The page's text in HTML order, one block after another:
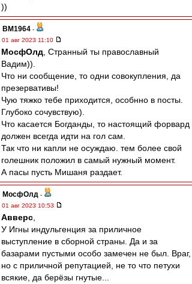
))
BM1964 -
01 авг 2023 11:10
МосфОлд , Странный ты православный
Вадим)).
Что ни сообщение, то одни совокупления, да
презервативы!
Чую тяжко тебе приходится, особнно в посты.
Глубоко сочувствую).
Что касается Богданды, то настоящий форвард
должен всегда идти на гол сам.
Так что ни капли не осуждаю. тем более свой
голешник положил в самый нужный момент.
А пасы пусть Мишаня раздает.
МосфОлд -
01 авг 2023 10:53
Авверс
У Игны индульгенция за приличное
выступление в сборной страны. Да и за
базарами пустыми особо замечен не был. Враг,
но с приличной репутацией, не то что петухи
всякие, да берёзы гнутые...